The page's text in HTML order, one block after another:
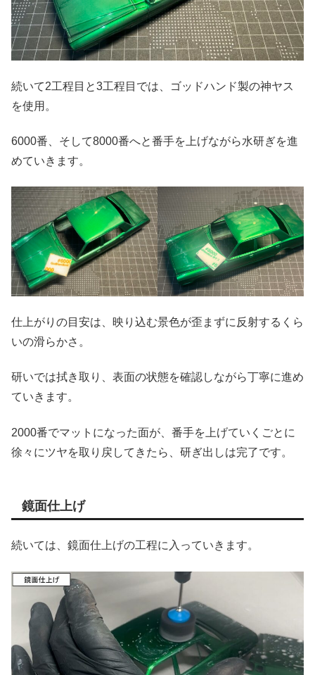
続いて2工程目と3工程目では、ゴッドハンド製の神ヤス
を使用。
6000番、そして8000番へと番手を上げながら水研ぎを進
めていきます。
仕上がりの目安は、映り込む景色が歪まずに反射するくら
いの滑らかさ。
研いでは拭き取り、表面の状態を確認しながら丁寧に進め
ていきます。
2000番でマットになった面が、番手を上げていくごとに
徐々にツヤを取り戻してきたら、研ぎ出しは完了です。
鏡面仕上げ
続いては、鏡面仕上げの工程に入っていきます。